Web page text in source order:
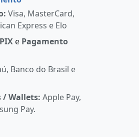
Visa, MasterCard,
Express e Elo
PIX e Pagamento
Banco do Brasil e
/ Wallets:Apple Pay,
Pay.